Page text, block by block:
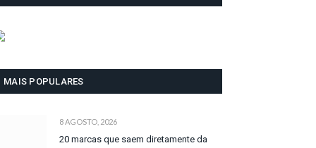
MAIS POPULARES
8 AGOSTO, 2026
20 marcas que saem diretamente da